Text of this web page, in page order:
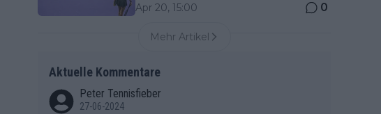
Apr 20, 15:00 0
Mehr Artikel
Aktuelle Kommentare
Peter Tennisfieber
27-06-2024